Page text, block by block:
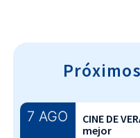
7 AGO
CINE DE
mejor